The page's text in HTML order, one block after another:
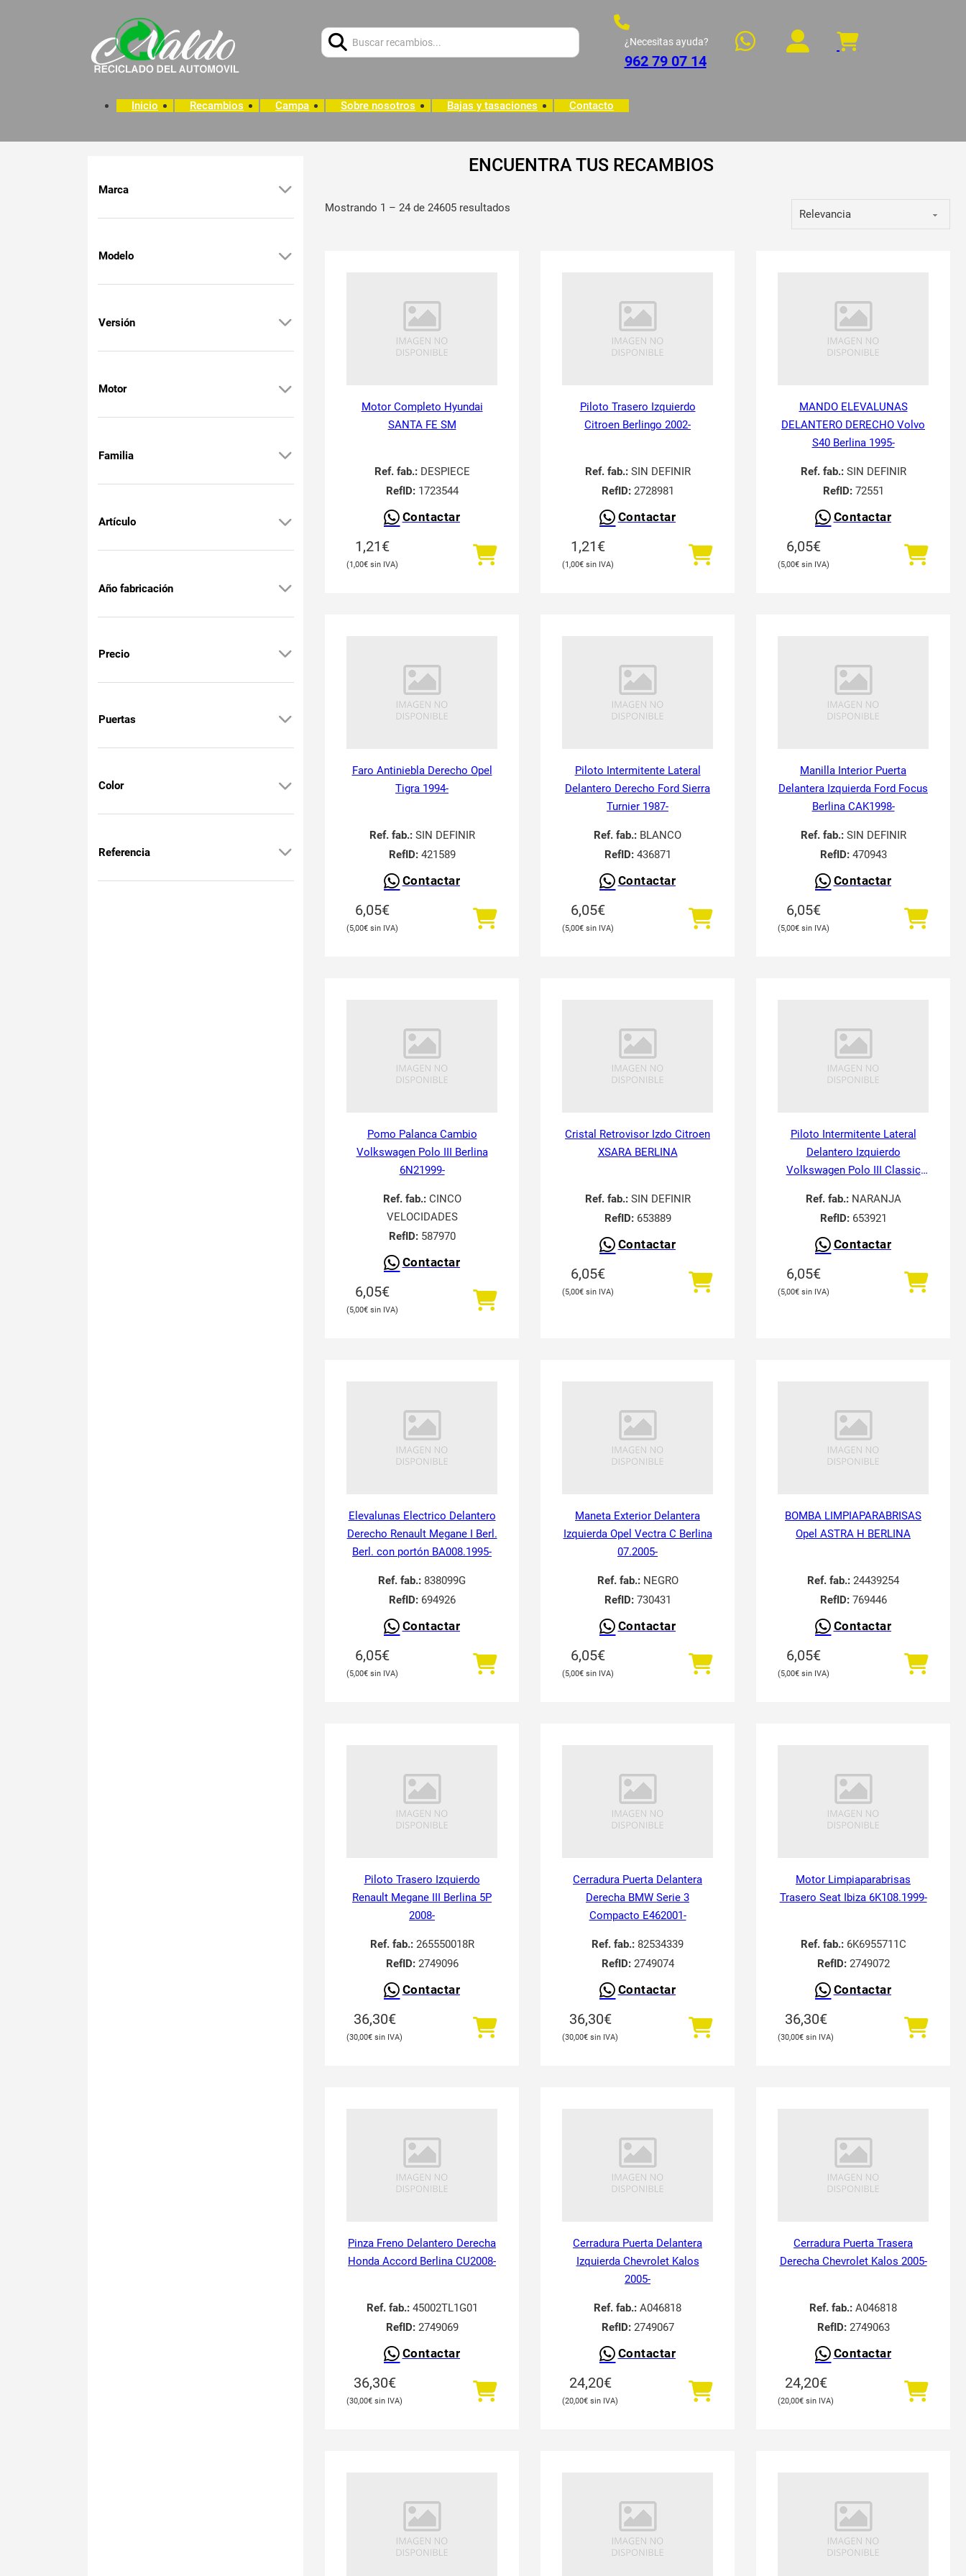
¿Necesitas ayuda?
962 79 07 14
Inicio Recambios Campa Sobre nosotros Bajas y tasaciones Contacto
ENCUENTRA TUS RECAMBIOS
Marca
Modelo
Versión
Motor
Familia
Artículo
Año fabricación
Precio
Puertas
Color
Referencia
Mostrando 1 – 24 de 24605 resultados
Motor Completo Hyundai
SANTA FE SM
Ref. fab.:DESPIECE
RefID:1723544
Contactar
1,21€
1,00€
Piloto Trasero Izquierdo
Citroen Berlingo 2002-
Ref. fab.:SIN DEFINIR
RefID:2728981
Contactar
1,21€
1,00€
MANDO ELEVALUNAS
DELANTERO DERECHO Volvo
S40 Berlina 1995-
Ref. fab.:SIN DEFINIR
RefID:72551
Contactar
6,05€
5,00€
Faro Antiniebla Derecho Opel
Tigra 1994-
Ref. fab.:SIN DEFINIR
RefID:421589
Contactar
6,05€
5,00€
Piloto Intermitente Lateral
Delantero Derecho Ford Sierra
Turnier 1987-
Ref. fab.: BLANCO
RefID:436871
Contactar
6,05€
5,00€
Manilla Interior Puerta
Delantera Izquierda Ford Focus
Berlina CAK1998-
Ref. fab.:SIN DEFINIR
RefID:470943
Contactar
6,05€
5,00€
Pomo Palanca Cambio
Volkswagen Polo III Berlina
6N21999-
Ref. fab.:CINCO
VELOCIDADES
RefID:587970
Contactar
6,05€
5,00€
Cristal Retrovisor Izdo Citroen
XSARA BERLINA
Ref. fab.:SIN DEFINIR
RefID:653889
Contactar
6,05€
5,00€
Piloto Intermitente Lateral
Delantero Izquierdo
Volkswagen Polo III Classic
Ref. fab.:NARANJA
RefID:653921
Contactar
6,05€
5,00€
Elevalunas Electrico Delantero
Derecho Renault Megane I Berl.
Berl. con portón BA008.1995-
Ref. fab.: 838099G
RefID:694926
Contactar
6,05€
5,00€
Maneta Exterior Delantera
Izquierda Opel Vectra C Berlina
07.2005-
Ref. fab.:NEGRO
RefID:730431
Contactar
6,05€
5,00€
BOMBA LIMPIAPARABRISAS
Opel ASTRA H BERLINA
Ref. fab.: 24439254
RefID:769446
Contactar
6,05€
5,00€
Piloto Trasero Izquierdo
Renault Megane III Berlina 5P
2008-
Ref. fab.:265550018R
RefID:2749096
Contactar
36,30€
30,00€
Cerradura Puerta Delantera
Derecha BMW Serie 3
Compacto E462001-
Ref. fab.: 82534339
RefID:2749074
Contactar
36,30€
30,00€
Motor Limpiaparabrisas
Trasero Seat Ibiza 6K108.1999-
Ref. fab.:6K6955711C
RefID:2749072
Contactar
36,30€
30,00€
Pinza Freno Delantero Derecha
Honda Accord Berlina CU2008-
Ref. fab.:45002TL1G01
RefID:2749069
Contactar
36,30€
30,00€
Cerradura Puerta Delantera
Izquierda Chevrolet Kalos
2005-
Ref. fab.: A046818
RefID:2749067
Contactar
24,20€
20,00€
Cerradura Puerta Trasera
Derecha Chevrolet Kalos 2005-
Ref. fab.: A046818
RefID:2749063
Contactar
24,20€
20,00€